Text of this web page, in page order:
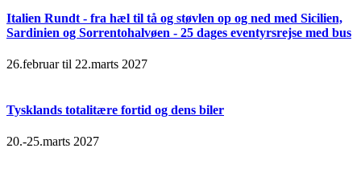
Italien Rundt - fra hæl til tå og støvlen op og ned med Sicilien,
Sardinien og Sorrentohalvøen - 25 dages eventyrsrejse med bus
26.februar til 22.marts 2027
Tysklands totalitære fortid og dens biler
20.-25.marts 2027